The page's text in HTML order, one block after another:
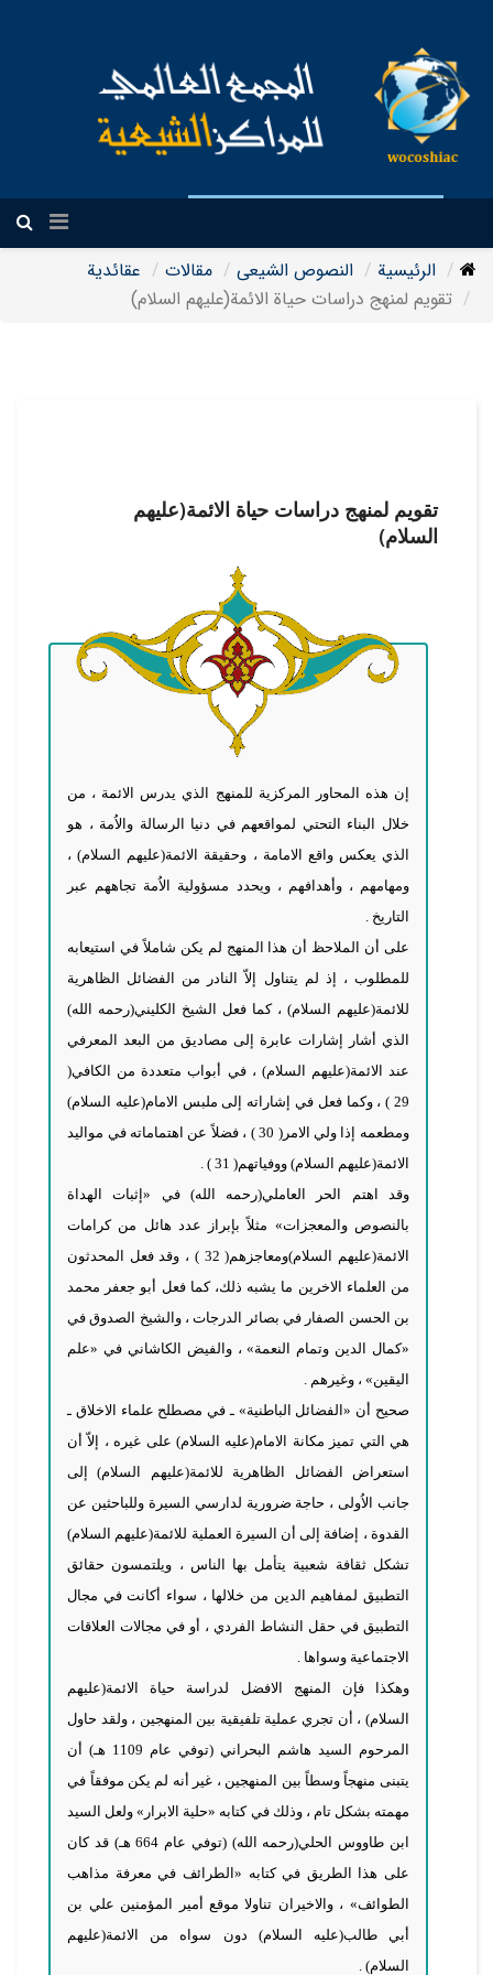
الرئيسية النصوص الشيعی مقالات
عقائدیة
تقويم لمنهج دراسات حياة الائمة(عليهم السلام)
تقويم لمنهج دراسات حياة الائمة(عليهم
السلام)
إن هذه المحاور المركزية للمنهج الذي يدرس الائمة ، من
خلال البناء التحتي لمواقعهم في دنيا الرسالة والاُمة ، هو
الذي يعكس واقع الامامة ، وحقيقة الائمة(عليهم السلام) ،
ومهامهم ، وأهدافهم ، ويحدد مسؤولية الاُمة تجاههم عبر
التاريخ .
على أن الملاحظ أن هذا المنهج لم يكن شاملاً في استيعابه
للمطلوب ، إذ لم يتناول إلاّ النادر من الفضائل الظاهرية
للائمة(عليهم السلام) ، كما فعل الشيخ الكليني(رحمه الله)
الذي أشار إشارات عابرة إلى مصاديق من البعد المعرفي
عند الائمة(عليهم السلام) ، في أبواب متعددة من الكافي(
29 ) ، وكما فعل في إشاراته إلى ملبس الامام(عليه السلام)
ومطعمه إذا ولي الامر( 30 ) ، فضلاً عن اهتماماته في مواليد
الائمة(عليهم السلام) ووفياتهم( 31 ) .
وقد اهتم الحر العاملي(رحمه الله) في «إثبات الهداة
بالنصوص والمعجزات» مثلاً بإبراز عدد هائل من كرامات
الائمة(عليهم السلام)ومعاجزهم( 32 ) ، وقد فعل المحدثون
من العلماء الاخرين ما يشبه ذلك، كما فعل أبو جعفر محمد
بن الحسن الصفار في بصائر الدرجات ، والشيخ الصدوق في
«كمال الدين وتمام النعمة» ، والفيض الكاشاني في «علم
اليقين» ، وغيرهم .
صحيح أن «الفضائل الباطنية» ـ في مصطلح علماء الاخلاق ـ
هي التي تميز مكانة الامام(عليه السلام) على غيره ، إلاّ أن
استعراض الفضائل الظاهرية للائمة(عليهم السلام) إلى
جانب الاُولى ، حاجة ضرورية لدارسي السيرة وللباحثين عن
القدوة ، إضافة إلى أن السيرة العملية للائمة(عليهم السلام)
تشكل ثقافة شعبية يتأمل بها الناس ، ويلتمسون حقائق
التطبيق لمفاهيم الدين من خلالها ، سواء أكانت في مجال
التطبيق في حقل النشاط الفردي ، أو في مجالات العلاقات
الاجتماعية وسواها .
وهكذا فإن المنهج الافضل لدراسة حياة الائمة(عليهم
السلام) ، أن تجري عملية تلفيقية بين المنهجين ، ولقد حاول
المرحوم السيد هاشم البحراني (توفي عام 1109 هـ) أن
يتبنى منهجاً وسطاً بين المنهجين ، غير أنه لم يكن موفقاً في
مهمته بشكل تام ، وذلك في كتابه «حلية الابرار» ولعل السيد
ابن طاووس الحلي(رحمه الله) (توفي عام 664 هـ) قد كان
على هذا الطريق في كتابه «الطرائف في معرفة مذاهب
الطوائف» ، والاخيران تناولا موقع أمير المؤمنين علي بن
أبي طالب(عليه السلام) دون سواه من الائمة(عليهم
السلام) .